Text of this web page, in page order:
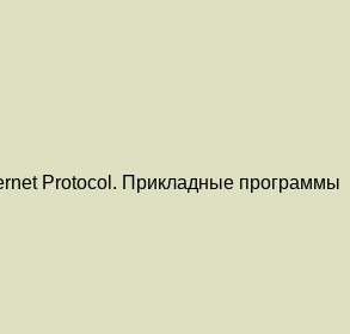
Protocol. Пpикладные пpогpаммы